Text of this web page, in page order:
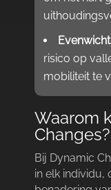
risico op
mobiliteit te
Waarom
Changes?
Bij Dynamic
in elk individu,